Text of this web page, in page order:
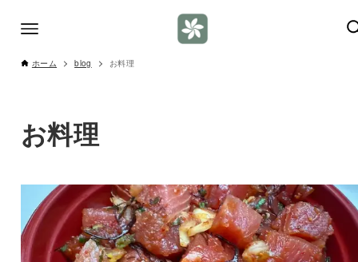
ホーム blog お料理
お料理